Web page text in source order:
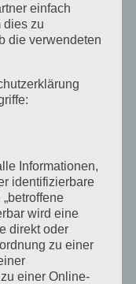
einfach
dies zu
die verwendeten
Informationen,
identifizierbare
wird eine
direkt oder
zu einer
einer Online-